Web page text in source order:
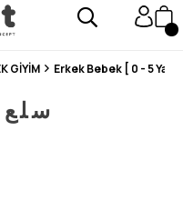
!
Kargo Ücretsiz !
İmkanı
GİYİM Erkek Bebek [ 0 - 5 Yaş ]